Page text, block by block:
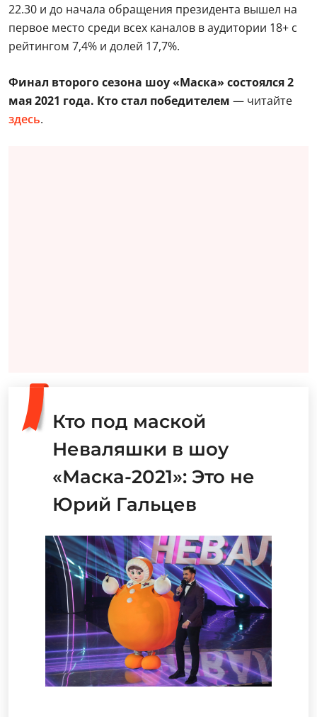
22.30 и до начала обращения президента вышел на
первое место среди всех каналов в аудитории 18+ с
рейтингом 7,4% и долей 17,7%.
Финал второго сезона шоу «Маска» состоялся 2
мая 2021 года. Кто стал победителем — читайте
здесь.
Кто под маской
Неваляшки в шоу
«Маска-2021»: Это не
Юрий Гальцев